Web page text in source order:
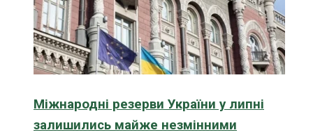
Міжнародні резерви України у липні
залишились майже незмінними